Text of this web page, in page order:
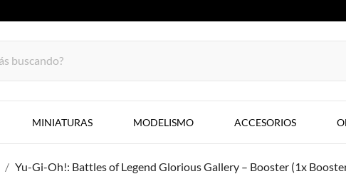
MINIATURAS MODELISMO ACCESORIOS
Yu-Gi-Oh!: Battles of Legend Glorious Gallery – Booster (1x